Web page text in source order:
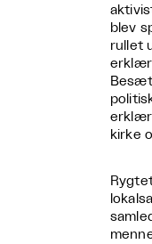
blev
rullet
kirke